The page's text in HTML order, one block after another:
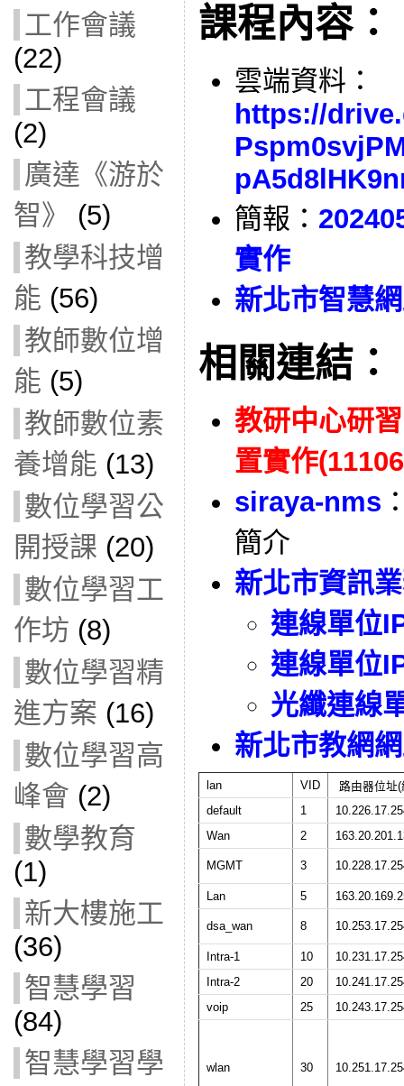
工作會議
(22)
工程會議
(2)
廣達《游於
智》
(5)
教學科技增
能 (56)
教師數位增
能 (5)
教師數位素
養增能 (13)
數位學習公
開授課 (20)
數位學習工
作坊 (8)
數位學習精
進方案 (16)
數位學習高
峰會 (2)
數學教育
(1)
新大樓施工
(36)
智慧學習
(84)
智慧學習學
課程內容：
雲端資料：
https://
簡報：
實作
新北市智慧
相關連結：
教研中心研
置實作
siraya-nms
簡介
新北市資訊
連線單位
連線單位
光纖連線
新北市教網
lan VID
路由器位址(
default
1
Wan
2
MGMT 3
Lan 5
dsa_wan 8
Intra-1 10
Intra-2
20
voip
25
wlan 30